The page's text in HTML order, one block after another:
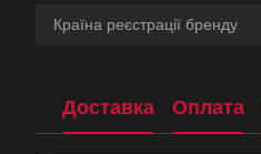
Країна реєстрації бренду
Доставка Оплата